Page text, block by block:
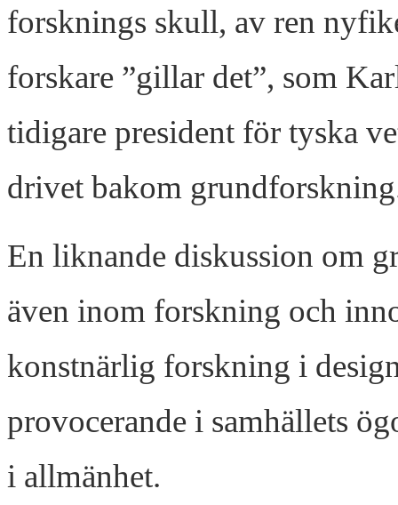
forsknings skull, av ren
forskare ”gillar det”, som
tidigare president för tyska
drivet bakom
En liknande diskussion om
även inom forskning och
konstnärlig forskning i
provocerande i samhällets
i allmänhet.